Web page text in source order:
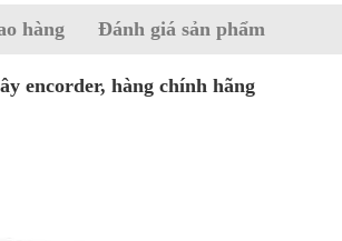
hàng Đánh giá sản phẩm
encorder, hàng chính hãng